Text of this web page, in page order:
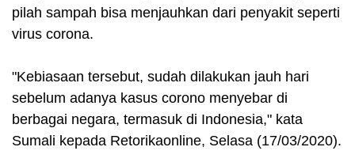
pilah sampah bisa menjauhkan dari penyakit seperti
virus corona.
"Kebiasaan tersebut, sudah dilakukan jauh hari
sebelum adanya kasus corono menyebar di
berbagai negara, termasuk di Indonesia," kata
Sumali kepada Retorikaonline, Selasa (17/03/2020).